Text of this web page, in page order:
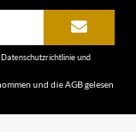
Datenschutzrichtlinieund
und dieAGBgelesen